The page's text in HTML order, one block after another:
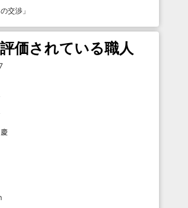
交渉 」
価されている職人